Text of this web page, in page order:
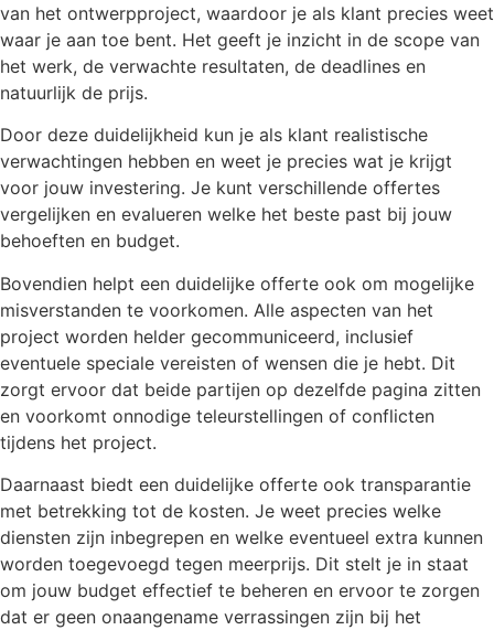
van het ontwerpproject, waardoor je als klant precies weet
waar je aan toe bent. Het geeft je inzicht in de scope van
het werk, de verwachte resultaten, de deadlines en
natuurlijk de prijs.
Door deze duidelijkheid kun je als klant realistische
verwachtingen hebben en weet je precies wat je krijgt
voor jouw investering. Je kunt verschillende offertes
vergelijken en evalueren welke het beste past bij jouw
behoeften en budget.
Bovendien helpt een duidelijke offerte ook om mogelijke
misverstanden te voorkomen. Alle aspecten van het
project worden helder gecommuniceerd, inclusief
eventuele speciale vereisten of wensen die je hebt. Dit
zorgt ervoor dat beide partijen op dezelfde pagina zitten
en voorkomt onnodige teleurstellingen of conflicten
tijdens het project.
Daarnaast biedt een duidelijke offerte ook transparantie
met betrekking tot de kosten. Je weet precies welke
diensten zijn inbegrepen en welke eventueel extra kunnen
worden toegevoegd tegen meerprijs. Dit stelt je in staat
om jouw budget effectief te beheren en ervoor te zorgen
dat er geen onaangename verrassingen zijn bij het